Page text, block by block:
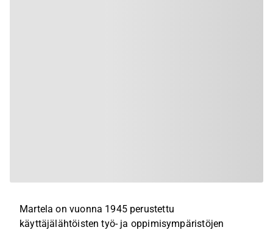
Martela on vuonna 1945 perustettu
käyttäjälähtöisten työ- ja oppimisympäristöjen